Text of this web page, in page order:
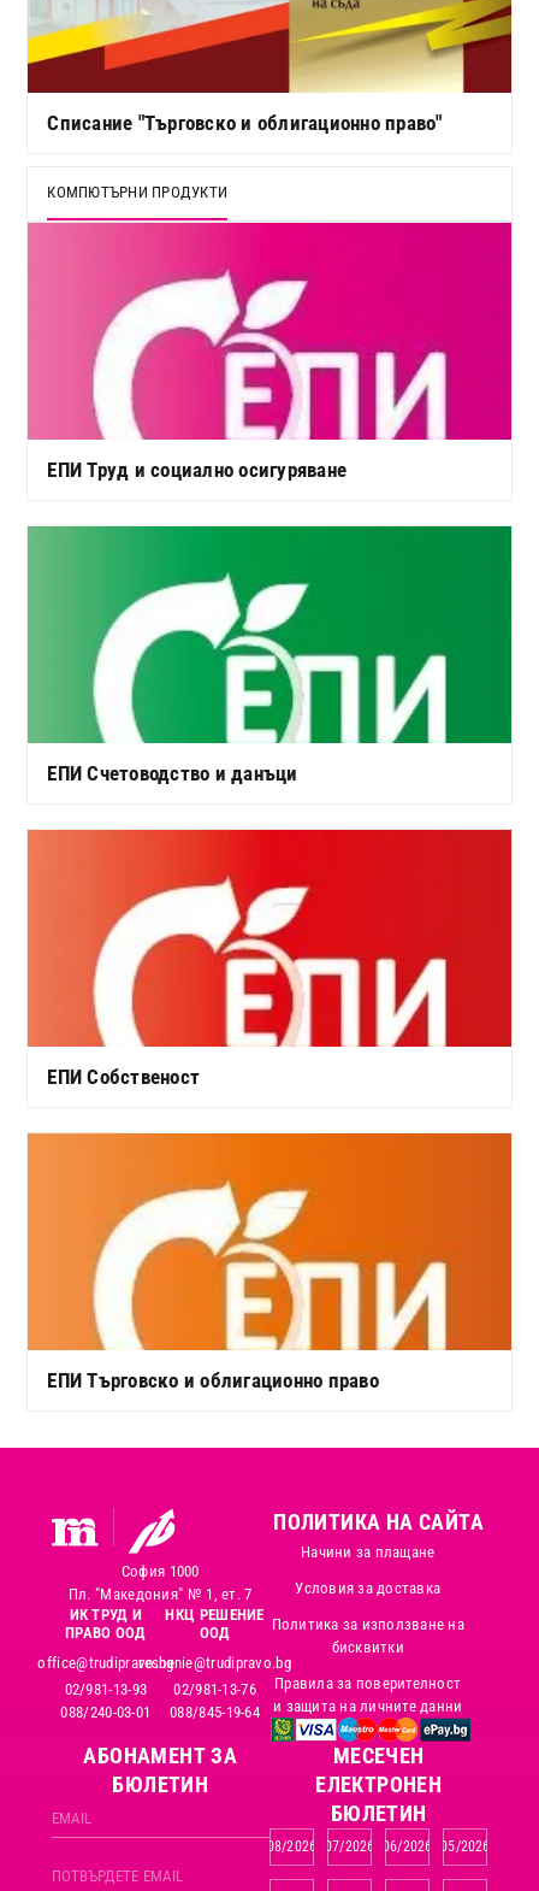
Списание "Търговско и облигационно право"
КОМПЮТЪРНИ ПРОДУКТИ
ЕПИ Труд и социално осигуряване
ЕПИ Счетоводство и данъци
ЕПИ Собственост
ЕПИ Търговско и облигационно право
София 1000
Пл. "Македония" № 1, ет. 7
ИК ТРУД И
ПРАВО ООД
office@trudipravo.bg
02/981-13-93
088/240-03-01
НКЦ РЕШЕНИЕ
ООД
reshenie@trudipravo.bg
02/981-13-76
088/845-19-64
ПОЛИТИКА НА САЙТА
Начини за плащане
Условия за доставка
Политика за използване на
бисквитки
Правила за поверителност
и защита на личните данни
АБОНАМЕНТ ЗА
БЮЛЕТИН
MЕСЕЧЕН
ЕЛЕКТРОНЕН
БЮЛЕТИН
08/2026 07/2026 06/2026 05/2026